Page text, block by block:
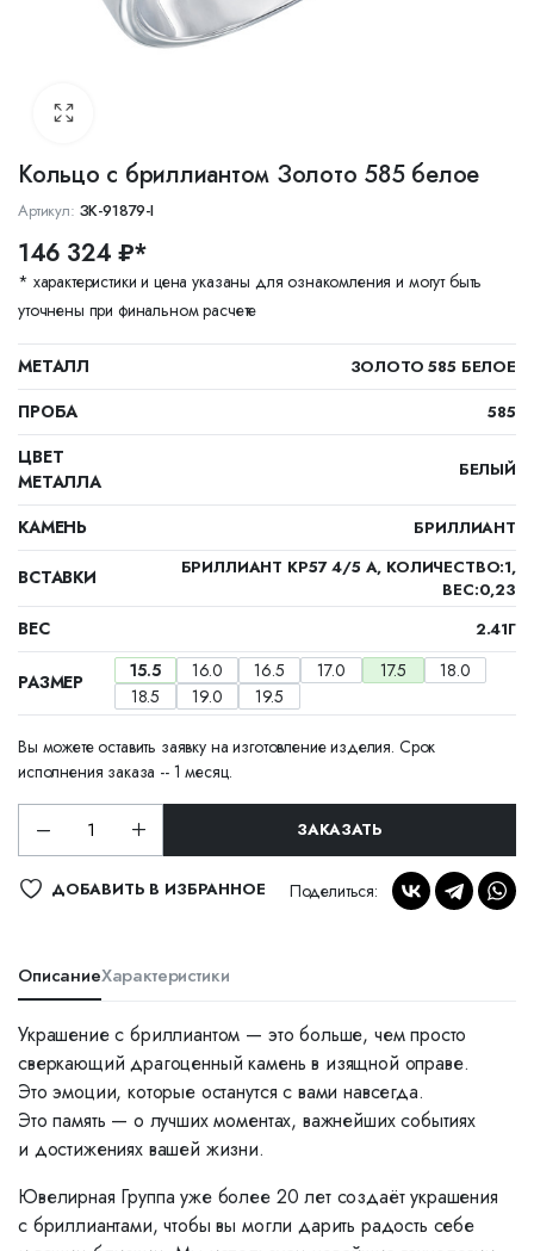
Кольцо с бриллиантом Золото 585 белое
Артикул: ЗК-91879-I
146 324 ₽*
* характеристики и цена указаны для ознакомления и могут быть
уточнены при финальном расчете
МЕТАЛЛ ЗОЛОТО 585 БЕЛОЕ
ПРОБА 585
ЦВЕТ
МЕТАЛЛА
БЕЛЫЙ
КАМЕНЬ БРИЛЛИАНТ
ВСТАВКИ
БРИЛЛИАНТ КР57 4/5 А, КОЛИЧЕСТВО:1,
ВЕС:0,23
ВЕС 2.41Г
РАЗМЕР 15.5 16.0 16.5 17.0 17.5
18.0
18.5
19.0 19.5
Вы можете оставить заявку на изготовление изделия. Срок
исполнения заказа -- 1 месяц.
ЗАКАЗАТЬ
ДОБАВИТЬ В ИЗБРАННОЕ Поделиться:
ОписаниеХарактеристики
Украшение с бриллиантом — это больше, чем просто
сверкающий драгоценный камень в изящной оправе.
Это эмоции, которые останутся с вами навсегда.
Это память — о лучших моментах, важнейших событиях
и достижениях вашей жизни.
Ювелирная Группа уже более 20 лет создаёт украшения
с бриллиантами, чтобы вы могли дарить радость себе